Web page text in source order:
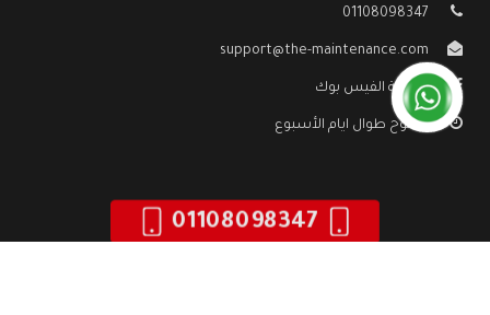
01108098347
support@the-maintenance.com
صفحة الفيس بوك
مفتوح طوال ايام الأسبوع
01108098347